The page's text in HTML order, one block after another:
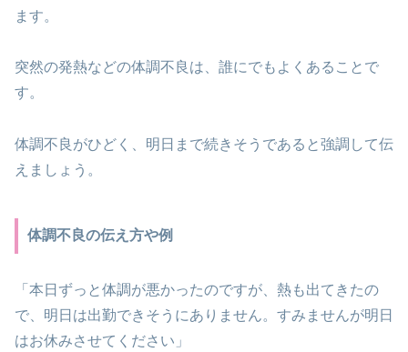
ます。
突然の発熱などの体調不良は、誰にでもよくあることで
す。
体調不良がひどく、明日まで続きそうであると強調して伝
えましょう。
体調不良の伝え方や例
「本日ずっと体調が悪かったのですが、熱も出てきたの
で、明日は出勤できそうにありません。すみませんが明日
はお休みさせてください」